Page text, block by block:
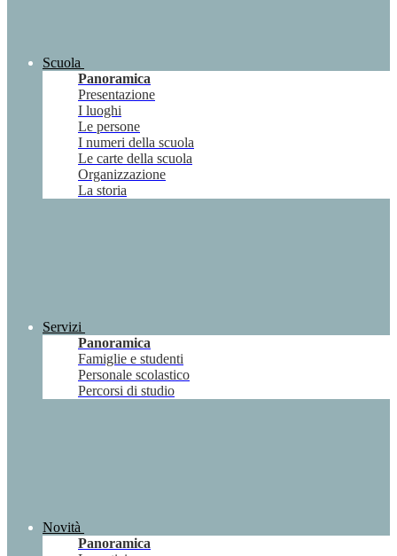
Scuola
Panoramica
Presentazione
I luoghi
Le persone
I numeri della scuola
Le carte della scuola
Organizzazione
La storia
Servizi
Panoramica
Famiglie e studenti
Personale scolastico
Percorsi di studio
Novità
Panoramica